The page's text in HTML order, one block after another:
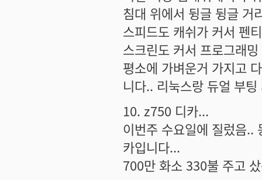
침대 위에서 뒹글 뒹글 거
스피드도 캐쉬가 커서 펜
스크린도 커서 프로그래
평소에 가벼운거 가지고
니다.. 리눅스랑 듀얼 부
10. z750 디카...
이번주 수요일에 질렀음..
카입니다...
700만 화소 330불 주고